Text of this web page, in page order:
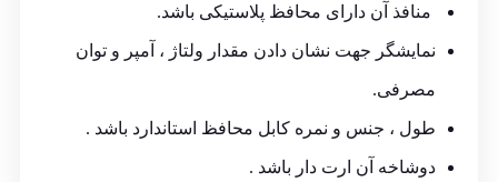
منافذ آن دارای محافظ پلاستیکی باشد.
نمایشگر جهت نشان دادن مقدار ولتاژ ، آمپر و توان
مصرفی.
طول ، جنس و نمره کابل محافظ استاندارد باشد .
دوشاخه آن ارت دار باشد .